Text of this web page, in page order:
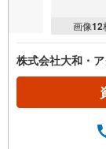
画像12
株式会社大和・